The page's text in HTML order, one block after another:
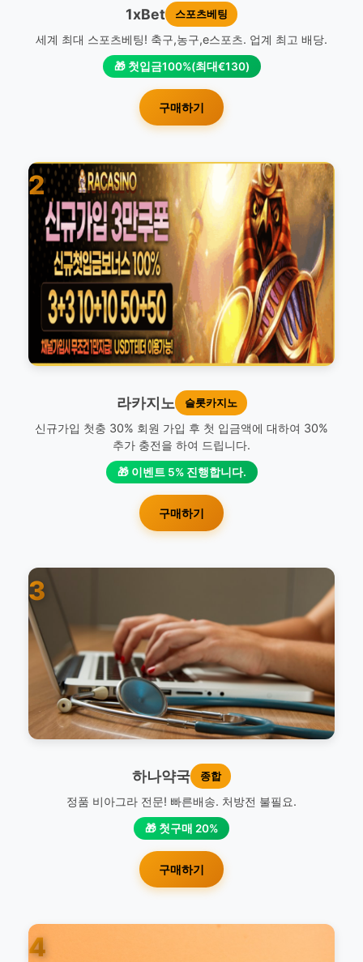
1xBet 스포츠베팅
세계 최대 스포츠베팅! 축구,농구,e스포츠. 업계 최고 배당.
🎁 첫입금100%(최대€130)
구매하기
2
라카지노 슬롯카지노
신규가입 첫충 30% 회원 가입 후 첫 입금액에 대하여 30%
추가 충전을 하여 드립니다.
🎁 이벤트 5% 진행합니다.
구매하기
3
하나약국 종합
정품 비아그라 전문! 빠른배송. 처방전 불필요.
🎁 첫구매 20%
구매하기
4